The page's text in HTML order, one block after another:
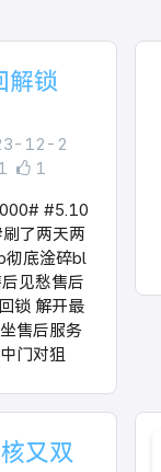
解锁
12-2
1
1
#5.10
了两天两
彻底淦碎bl
见愁售后
锁 解开最
售后服务
门对狙
又双